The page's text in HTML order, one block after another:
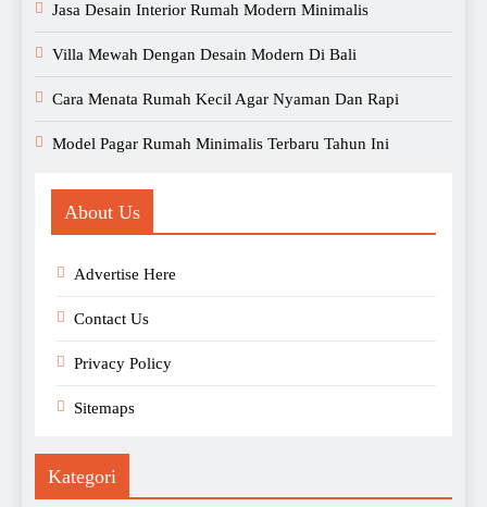
Jasa Desain Interior Rumah Modern Minimalis
Villa Mewah Dengan Desain Modern Di Bali
Cara Menata Rumah Kecil Agar Nyaman Dan Rapi
Model Pagar Rumah Minimalis Terbaru Tahun Ini
About Us
Advertise Here
Contact Us
Privacy Policy
Sitemaps
Kategori